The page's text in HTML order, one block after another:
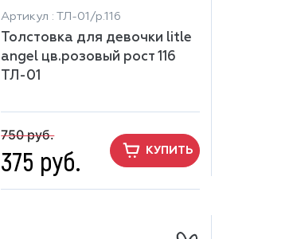
Артикул : ТЛ-01/р.116
Толстовка для девочки litle
angel цв.розовый рост 116
ТЛ-01
750 руб.
375 руб. КУПИТЬ